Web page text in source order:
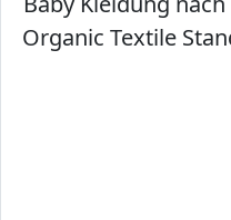
Organic Textile